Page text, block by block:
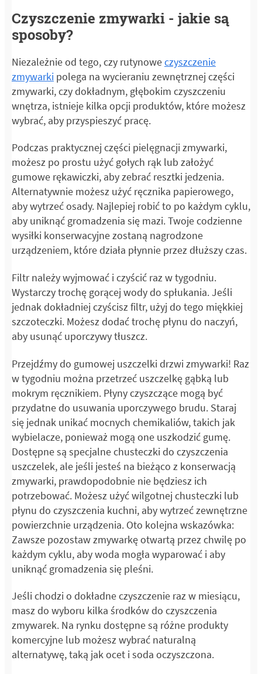
Czyszczenie zmywarki - jakie są
sposoby?
Niezależnie od tego, czy rutynoweczyszczenie
zmywarki polega na wycieraniu zewnętrznej części
zmywarki, czy dokładnym, głębokim czyszczeniu
wnętrza, istnieje kilka opcji produktów, które możesz
wybrać, aby przyspieszyć pracę.
Podczas praktycznej części pielęgnacji zmywarki,
możesz po prostu użyć gołych rąk lub założyć
gumowe rękawiczki, aby zebrać resztki jedzenia.
Alternatywnie możesz użyć ręcznika papierowego,
aby wytrzeć osady. Najlepiej robić to po każdym cyklu,
aby uniknąć gromadzenia się mazi. Twoje codzienne
wysiłki konserwacyjne zostaną nagrodzone
urządzeniem, które działa płynnie przez dłuższy czas.
Filtr należy wyjmować i czyścić raz w tygodniu.
Wystarczy trochę gorącej wody do spłukania. Jeśli
jednak dokładniej czyścisz filtr, użyj do tego miękkiej
szczoteczki. Możesz dodać trochę płynu do naczyń,
aby usunąć uporczywy tłuszcz.
Przejdźmy do gumowej uszczelki drzwi zmywarki! Raz
w tygodniu można przetrzeć uszczelkę gąbką lub
mokrym ręcznikiem. Płyny czyszczące mogą być
przydatne do usuwania uporczywego brudu. Staraj
się jednak unikać mocnych chemikaliów, takich jak
wybielacze, ponieważ mogą one uszkodzić gumę.
Dostępne są specjalne chusteczki do czyszczenia
uszczelek, ale jeśli jesteś na bieżąco z konserwacją
zmywarki, prawdopodobnie nie będziesz ich
potrzebować. Możesz użyć wilgotnej chusteczki lub
płynu do czyszczenia kuchni, aby wytrzeć zewnętrzne
powierzchnie urządzenia. Oto kolejna wskazówka:
Zawsze pozostaw zmywarkę otwartą przez chwilę po
każdym cyklu, aby woda mogła wyparować i aby
uniknąć gromadzenia się pleśni.
Jeśli chodzi o dokładne czyszczenie raz w miesiącu,
masz do wyboru kilka środków do czyszczenia
zmywarek. Na rynku dostępne są różne produkty
komercyjne lub możesz wybrać naturalną
alternatywę, taką jak ocet i soda oczyszczona.